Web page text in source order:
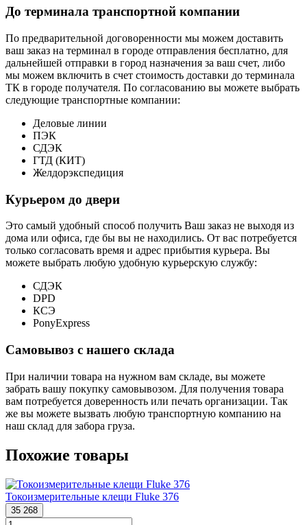
До терминала транспортной компании
По предварительной договоренности мы можем доставить
ваш заказ на терминал в городе отправления бесплатно, для
дальнейшей отправки в город назначения за ваш счет, либо
мы можем включить в счет стоимость доставки до терминала
ТК в городе получателя. По согласованию вы можете выбрать
следующие транспортные компании:
Деловые линии
ПЭК
СДЭК
ГТД (КИТ)
Желдорэкспедиция
Курьером до двери
Это самый удобный способ получить Ваш заказ не выходя из
дома или офиса, где бы вы не находились. От вас потребуется
только согласовать время и адрес прибытия курьера. Вы
можете выбрать любую удобную курьерскую службу:
СДЭК
DPD
КСЭ
PonyExpress
Самовывоз с нашего склада
При наличии товара на нужном вам складе, вы можете
забрать вашу покупку самовывозом. Для получения товара
вам потребуется доверенность или печать организации. Так
же вы можете вызвать любую транспортную компанию на
наш склад для забора груза.
Похожие товары
Токоизмерительные клещи Fluke 376
35 268